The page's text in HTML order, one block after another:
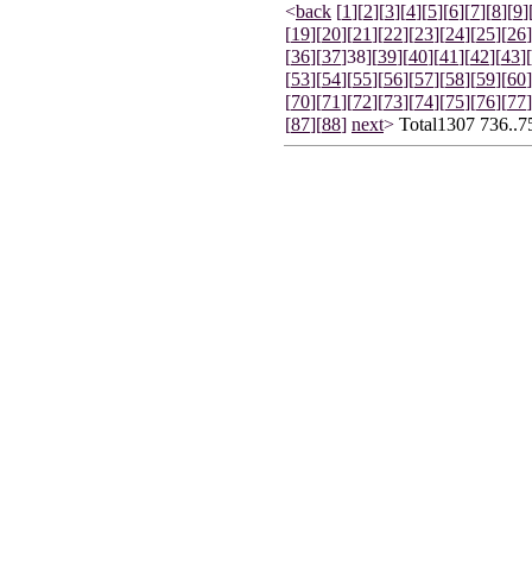
<back [1][2][3][4][5][6][7][8][9]
[19][20][21][22][23][24][25][26]
[36][37]38][39][40][41][42][43][
[53][54][55][56][57][58][59][60]
[70][71][72][73][74][75][76][77]
[87][88] next> Total1307